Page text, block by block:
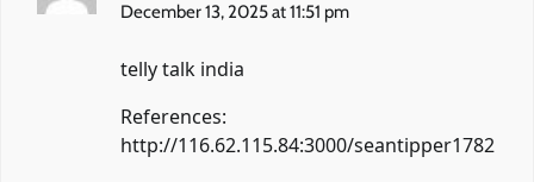
December 13, 2025 at 11:51 pm
telly talk india
References:
http://116.62.115.84:3000/seantipper1782